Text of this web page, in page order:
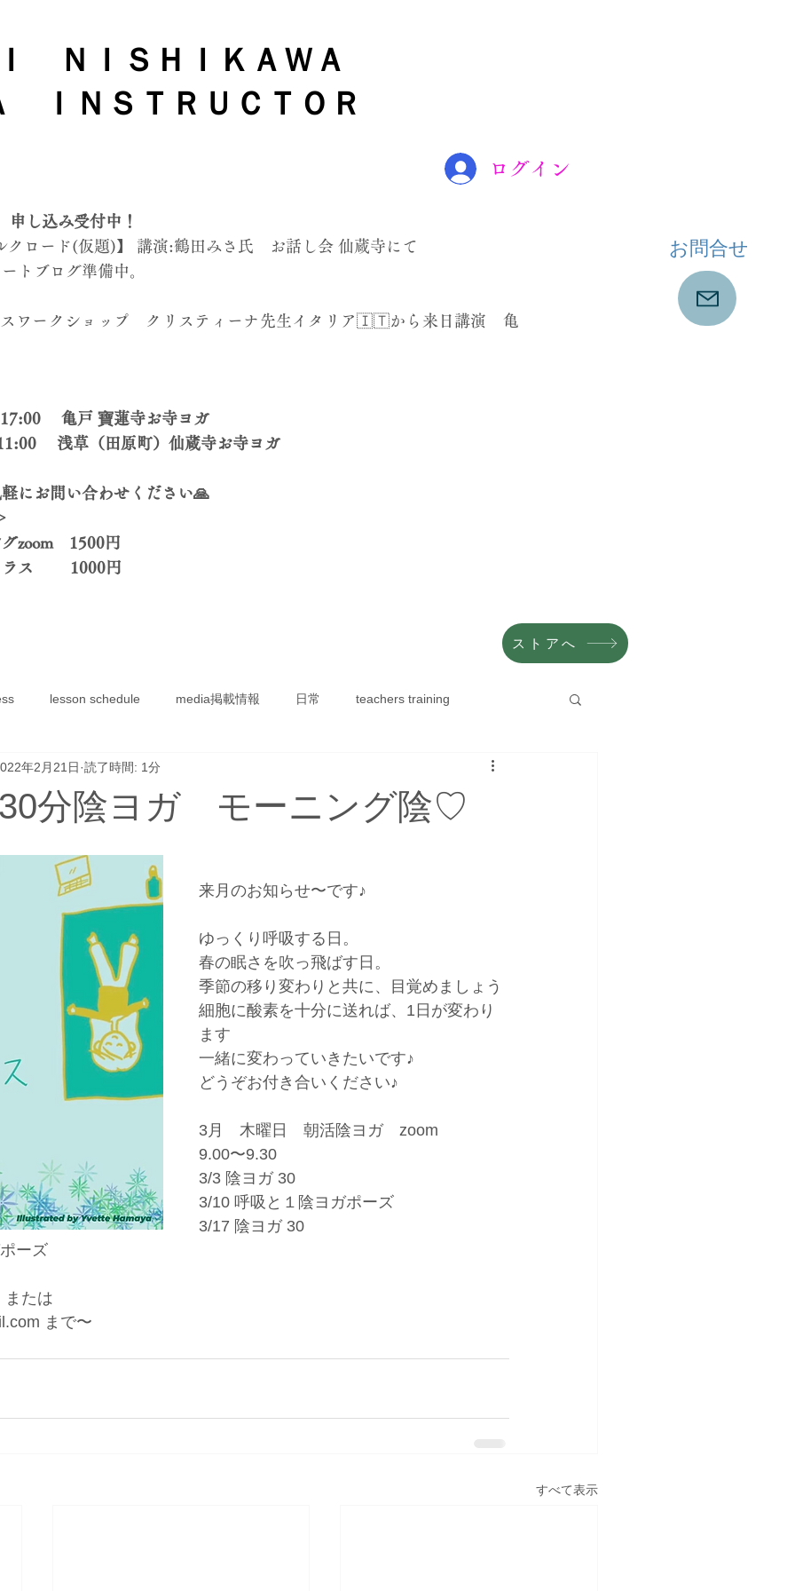
ＮＩＳＨＩＫＡＷＡ
ＩＮＳＴＲＵＣＴＯＲ
ログイン
し込み受付中！
ロード(仮題)】 講演:鶴田みさ氏 お話し会 仙蔵寺にて
トブログ準備中。
ワークショップ クリスティーナ先生イタリア🇮🇹から来日講演 亀
亀戸 寶蓮寺お寺ヨガ
浅草（田原町）仙蔵寺お寺ヨガ
にお問い合わせください🙏
グzoom 1500円
ラス 1000円
​お問合せ
ストアへ
lesson schedule media掲載情報 日常 teachers training
分陰ヨガ モーニング陰♡
年2月21日 読了時間: 1分
来月のお知らせ〜です♪
ゆっくり呼吸する日。
春の眠さを吹っ飛ばす日。
季節の移り変わりと共に、目覚めましょう
細胞に酸素を十分に送れば、1日が変わり
ます
一緒に変わっていきたいです♪
どうぞお付き合いください♪
3月　木曜日　朝活陰ヨガ　zoom
9.00〜9.30
3/3 陰ヨガ 30
3/10 呼吸と１陰ヨガポーズ
3/17 陰ヨガ 30
ーズ
または
まで〜
すべて表示